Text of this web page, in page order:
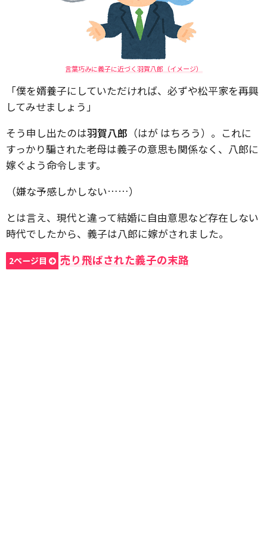
言葉巧みに義子に近づく羽賀八郎（イメージ）
「僕を婿養子にしていただければ、必ずや松平家を再興
してみせましょう」
そう申し出たのは羽賀八郎 （はが はちろう）。これに
すっかり騙された老母は義子の意思も関係なく、八郎に
嫁ぐよう命令します。
（嫌な予感しかしない……）
とは言え、現代と違って結婚に自由意思など存在しない
時代でしたから、義子は八郎に嫁がされました。
2ページ目 売り飛ばされた義子の末路